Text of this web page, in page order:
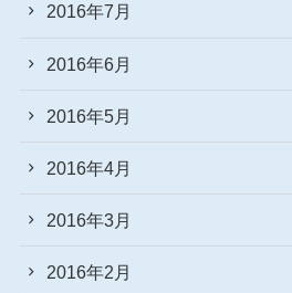
2016年7月
2016年6月
2016年5月
2016年4月
2016年3月
2016年2月